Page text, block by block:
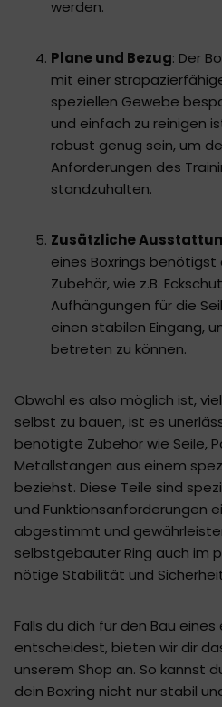
werden.
Plane und Bezug: Der
mit einer
speziellen Gewebe
und einfach zu reinigen
robust genug sein, um
Anforderungen des
standzuhalten.
Zusätzliche
eines Boxrings
Zubehör, wie z.B.
Aufhängungen für die
einen stabilen Eingang,
betreten zu können.
Obwohl es also möglich ist,
selbst zu bauen, ist es
benötigte Zubehör wie Seile,
Metallstangen aus einem
beziehst. Diese Teile sind
und Funktionsanforderungen
abgestimmt und
selbstgebauter Ring auch im
nötige Stabilität und
Falls du dich für den Bau eines
entscheidest, bieten wir dir
unserem Shop an. So kannst
dein Boxring nicht nur stabil